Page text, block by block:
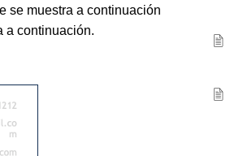
se muestra a continuación
a continuación.